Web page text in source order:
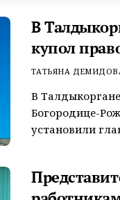
В
купол
ТАТЬЯНА
В
Богородице-
установили